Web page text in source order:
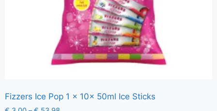
Fizzers Ice Pop 1 x 10x 50ml Ice Sticks